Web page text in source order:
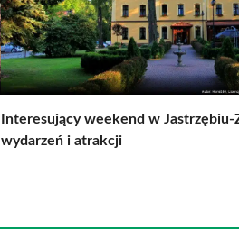
Interesujący weekend w Jastrzębiu-
wydarzeń i atrakcji